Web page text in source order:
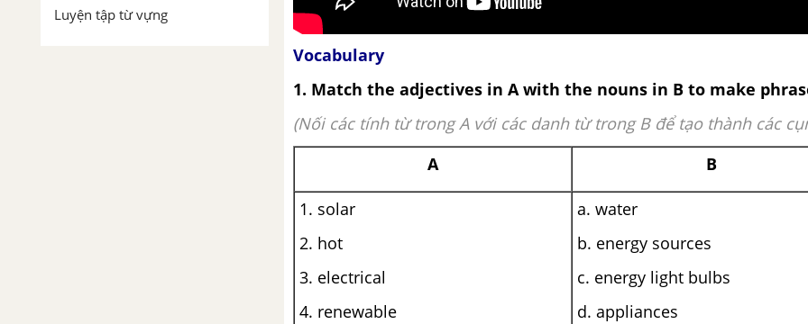
Luyện tập từ vựng
Vocabulary
1. Match the adjectives in A with the nouns in B to make
(Nối các tính từ trong A với các danh từ trong B để tạo thành các
A
B
1. solar
2. hot
3. electrical
4. renewable
a. water
b. energy sources
c. energy light bulbs
d. appliances